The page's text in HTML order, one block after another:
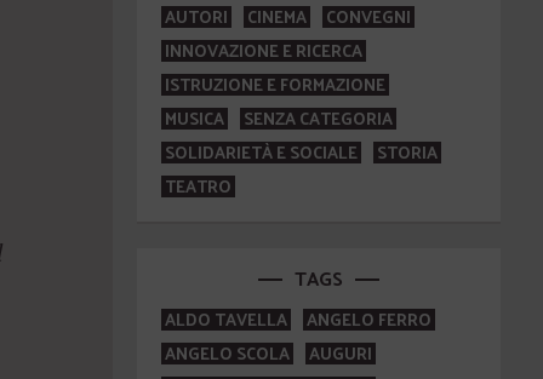
AUTORI
CINEMA
CONVEGNI
INNOVAZIONE E RICERCA
ISTRUZIONE E FORMAZIONE
MUSICA
SENZA CATEGORIA
SOLIDARIETÀ E SOCIALE
STORIA
TEATRO
TAGS
ALDO TAVELLA
ANGELO FERRO
ANGELO SCOLA
AUGURI